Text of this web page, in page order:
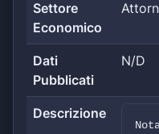
Settore
Economico
Dati
Pubblicati
N/D
Descrizione